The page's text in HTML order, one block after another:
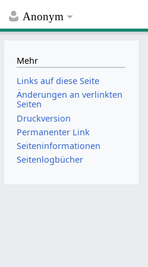
Anonym
Mehr
Links auf diese Seite
Änderungen an verlinkten
Seiten
Druckversion
Permanenter Link
Seiten­­informationen
Seitenlogbücher